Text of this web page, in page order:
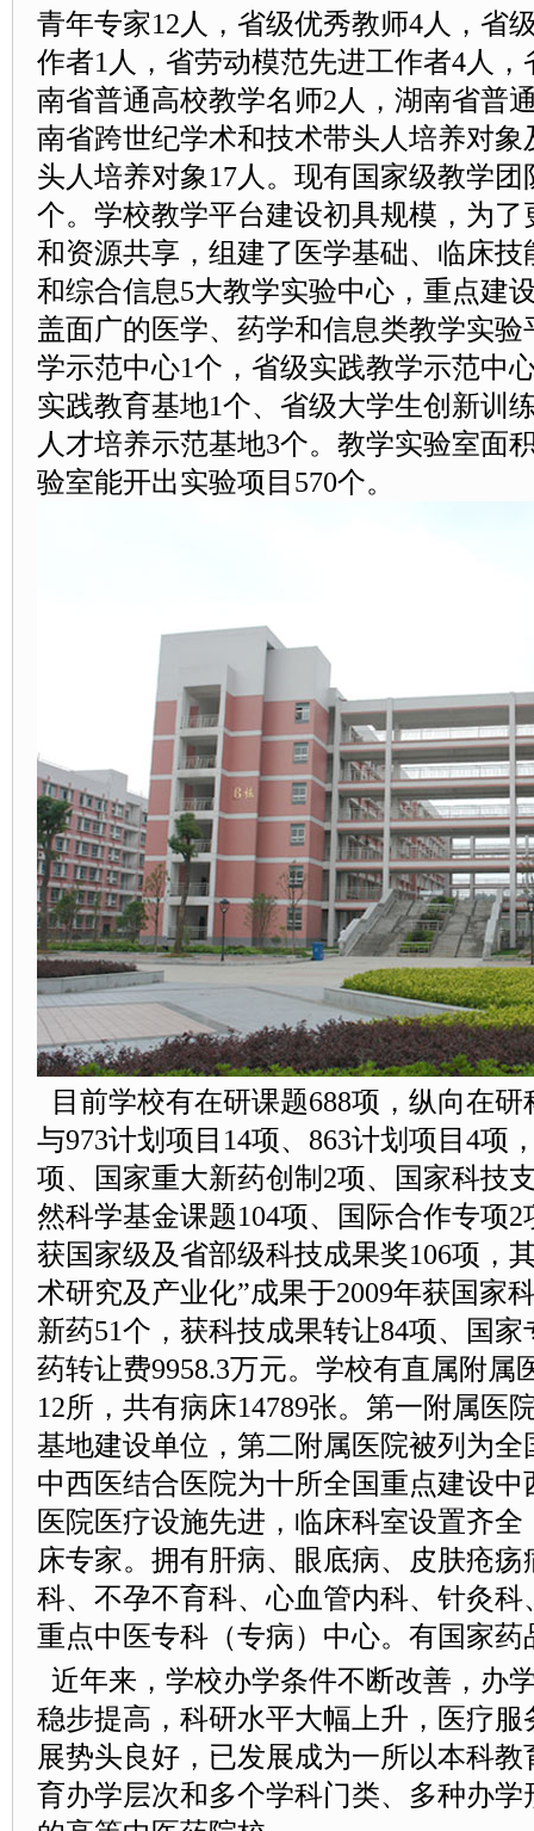
青年专家12人，省级优秀教师4人，省
作者1人，省劳动模范先进工作者4人，
南省普通高校教学名师2人，湖南省普
南省跨世纪学术和技术带头人培养对
头人培养对象17人。现有国家级教学
个。学校教学平台建设初具规模，为
和资源共享，组建了医学基础、临床
和综合信息5大教学实验中心，重点建
盖面广的医学、药学和信息类教学实
学示范中心1个，省级实践教学示范中
实践教育基地1个、省级大学生创新训
人才培养示范基地3个。教学实验室面
验室能开出实验项目570个。
目前学校有在研课题688项，纵向在
与973计划项目14项、863计划项目4项
项、国家重大新药创制2项、国家科技
然科学基金课题104项、国际合作专项
获国家级及省部级科技成果奖106项，
术研究及产业化”成果于2009年获国家
新药51个，获科技成果转让84项、国
药转让费9958.3万元。学校有直属附属
12所，共有病床14789张。第一附属医
基地建设单位，第二附属医院被列为
中西医结合医院为十所全国重点建设
医院医疗设施先进，临床科室设置齐
床专家。拥有肝病、眼底病、皮肤疮
科、不孕不育科、心血管内科、针灸
重点中医专科（专病）中心。有国家
近年来，学校办学条件不断改善，办
稳步提高，科研水平大幅上升，医疗
展势头良好，已发展成为一所以本科
育办学层次和多个学科门类、多种办